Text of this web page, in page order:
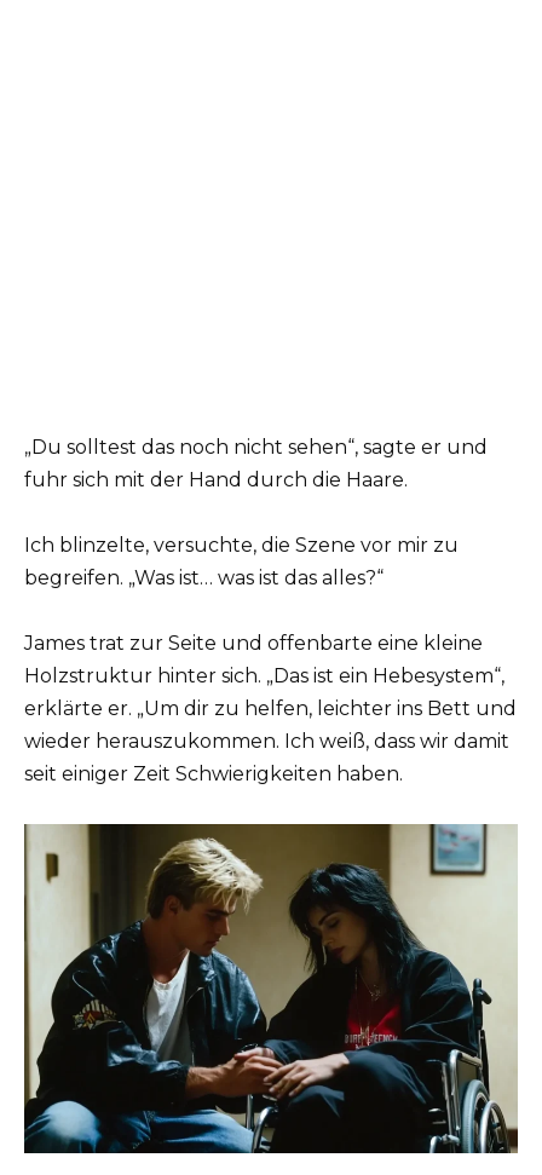
„Du solltest das noch nicht sehen“, sagte er und
fuhr sich mit der Hand durch die Haare.
Ich blinzelte, versuchte, die Szene vor mir zu
begreifen. „Was ist… was ist das alles?“
James trat zur Seite und offenbarte eine kleine
Holzstruktur hinter sich. „Das ist ein Hebesystem“,
erklärte er. „Um dir zu helfen, leichter ins Bett und
wieder herauszukommen. Ich weiß, dass wir damit
seit einiger Zeit Schwierigkeiten haben.